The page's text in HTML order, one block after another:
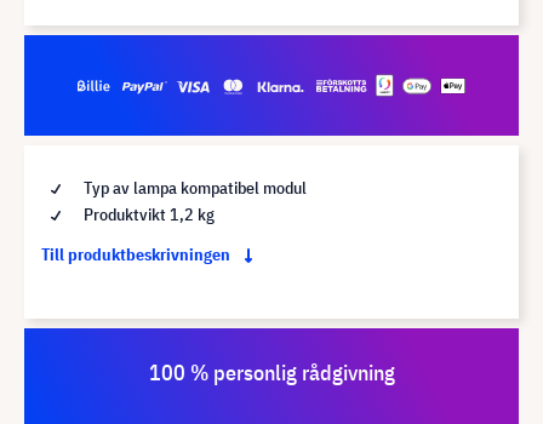
Typ av lampa kompatibel modul
Produktvikt 1,2 kg
Till produktbeskrivningen
100 % personlig rådgivning